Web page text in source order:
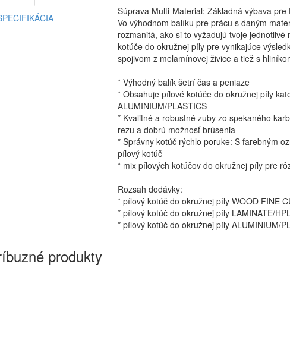
Súprava Multi-Material: Základná výbava
Vo výhodnom balíku pre prácu s daným
rozmanitá, ako si to vyžadujú tvoje
kotúče do okružnej píly pre vynikajúce
spojivom z melamínovej živice a tiež s
* Výhodný balík šetrí čas a peniaze
* Obsahuje pílové kotúče do okružnej píly
ALUMINIUM/PLASTICS
* Kvalitné a robustné zuby zo spekaného
rezu a dobrú možnosť brúsenia
* Správny kotúč rýchlo poruke: S farebným
pílový kotúč
* mix pílových kotúčov do okružnej píly pre
Rozsah dodávky:
* pílový kotúč do okružnej píly WOOD FINE
* pílový kotúč do okružnej píly LAMINATE/
* pílový kotúč do okružnej píly ALUMINIUM/
produkty